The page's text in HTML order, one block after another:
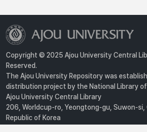
Copyright © 2025 Ajou University Central
Reserved.
The Ajou University Repository was
distribution project by the National Library of
Ajou University Central Library
206, Worldcup-ro, Yeongtong-gu, Suwon-si,
Republic of Korea